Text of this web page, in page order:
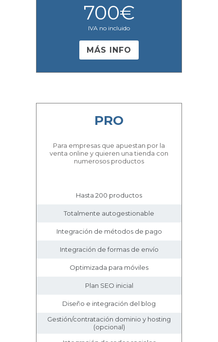
700€
IVA no incluido
MÁS INFO
PRO
Para empresas que apuestan por la
venta online y quieren una tienda con
numerosos productos
Hasta 200 productos
Totalmente autogestionable
Integración de métodos de pago
Integración de formas de envío
Optimizada para móviles
Plan SEO inicial
Diseño e integración del blog
Gestión/contratación dominio y hosting
(opcional)